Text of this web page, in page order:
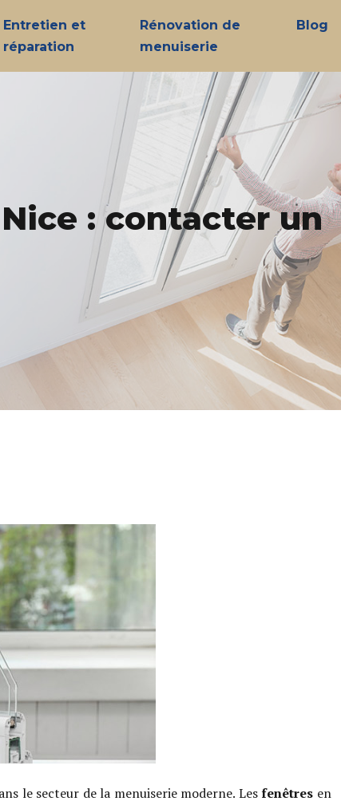
Entretien et
réparation
Rénovation de
menuiserie
Blog
: contacter un
le secteur de la menuiserie moderne. Lesfenêtres en